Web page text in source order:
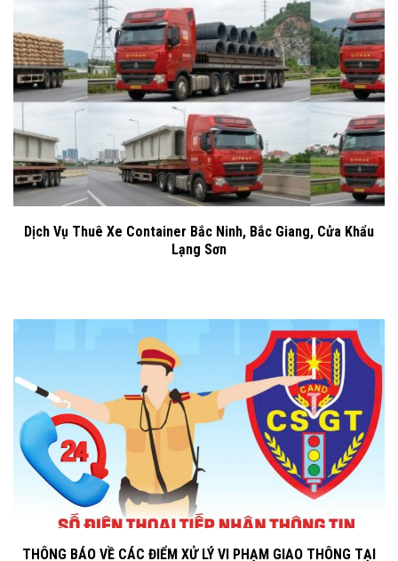
Dịch Vụ Thuê Xe Container Bắc Ninh, Bắc Giang, Cửa Khẩu
Lạng Sơn
THÔNG BÁO VỀ CÁC ĐIỂM XỬ LÝ VI PHẠM GIAO THÔNG TẠI